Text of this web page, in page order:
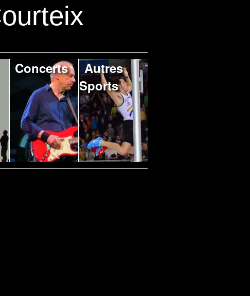
Concerts
Autres
Sports